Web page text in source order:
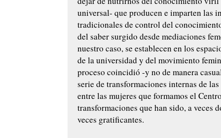
universal- que producen e imparten las
tradicionales de control del
del saber surgido desde mediaciones
nuestro caso, se establecen en los
de la universidad y del movimiento
proceso coincidió -y no de manera
serie de transformaciones internas de
entre las mujeres que formamos el
transformaciones que han sido, a veces
veces gratificantes.